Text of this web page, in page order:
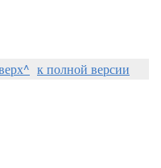
к полной версии